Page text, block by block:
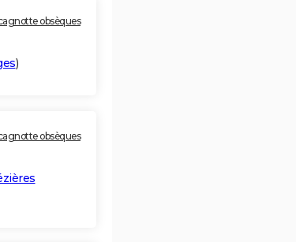
obsèques
)
obsèques